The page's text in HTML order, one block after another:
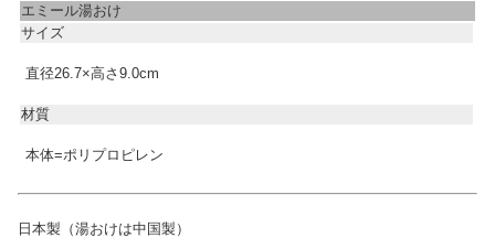
エミール湯おけ
サイズ
直径26.7×高さ9.0cm
材質
本体=ポリプロピレン
日本製（湯おけは中国製）